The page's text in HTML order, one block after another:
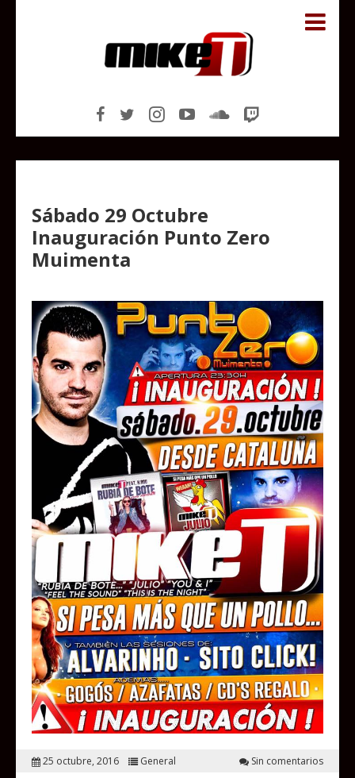
Sábado 29 Octubre
Inauguración Punto Zero
Muimenta
25 octubre, 2016 General Sin comentarios